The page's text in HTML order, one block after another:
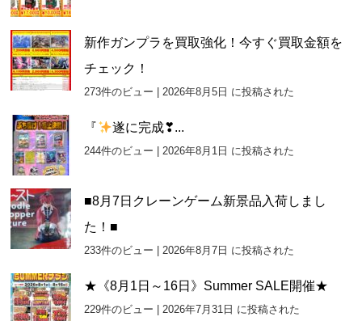
新作ガンプラを買取強化！今すぐ買取金額を
チェック！
273件のビュー |2026年8月5日 に投稿された
『 遂に完成❣...
244件のビュー |2026年8月1日 に投稿された
■8月7日クレーンゲーム新景品入荷しまし
た！■
233件のビュー |2026年8月7日 に投稿された
★《8月1日～16日》Summer SALE開催★
229件のビュー |2026年7月31日 に投稿された